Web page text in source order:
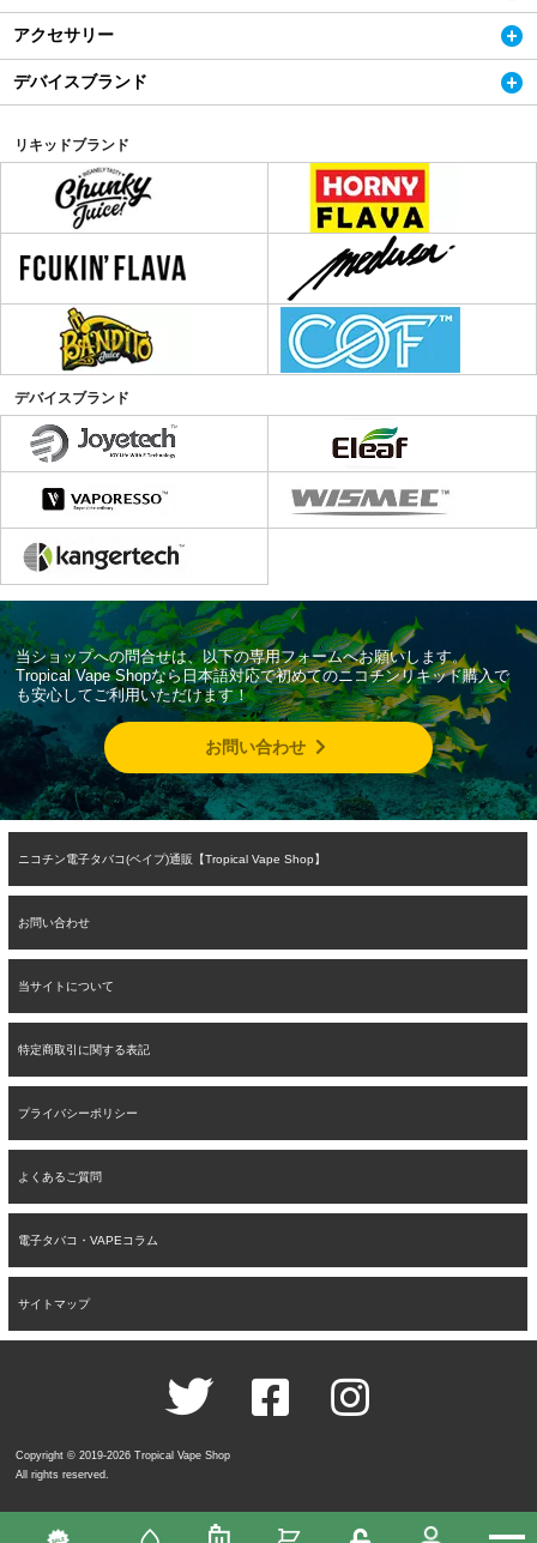
アクセサリー
デバイスブランド
リキッドブランド
デバイスブランド
当ショップへの問合せは、以下の専用フォームへお願いします。
Tropical Vape Shopなら日本語対応で初めてのニコチンリキッド購入で
も安心してご利用いただけます！
お問い合わせ
ニコチン電子タバコ(ベイプ)通販【Tropical Vape Shop】
お問い合わせ
当サイトについて
特定商取引に関する表記
プライバシーポリシー
よくあるご質問
電子タバコ・VAPEコラム
サイトマップ
Copyright © 2019-2026 Tropical Vape Shop
All rights reserved.